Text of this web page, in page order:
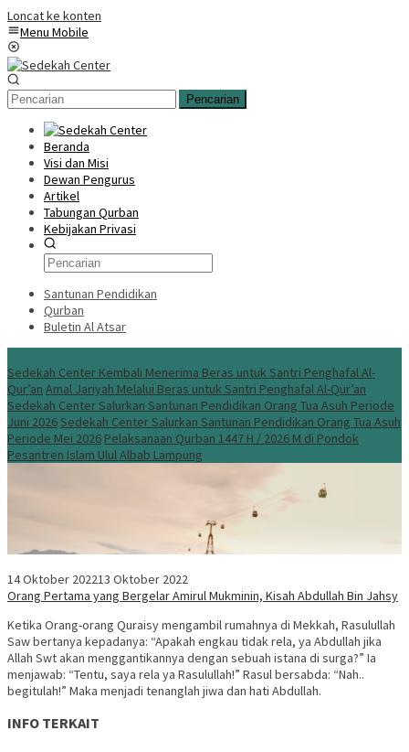
Loncat ke konten
Menu Mobile
Pencarian
Beranda
Visi dan Misi
Dewan Pengurus
Artikel
Tabungan Qurban
Kebijakan Privasi
Santunan Pendidikan
Qurban
Buletin Al Atsar
Sedekah Center Kembali Menerima Beras untuk Santri Penghafal Al-
Qur’an Amal Jariyah Melalui Beras untuk Santri Penghafal Al-Qur’an
Sedekah Center Salurkan Santunan Pendidikan Orang Tua Asuh Periode
Juni 2026Sedekah Center Salurkan Santunan Pendidikan Orang Tua Asuh
Periode Mei 2026 Pelaksanaan Qurban 1447 H / 2026 M di Pondok
Pesantren Islam Ulul Albab Lampung
14 Oktober 202213 Oktober 2022
Orang Pertama yang Bergelar Amirul Mukminin, Kisah Abdullah Bin Jahsy
Ketika Orang-orang Quraisy mengambil rumahnya di Mekkah, Rasulullah
Saw bertanya kepadanya: “Apakah engkau tidak rela, ya Abdullah jika
Allah Swt akan menggantikannya dengan sebuah istana di surga?” Ia
menjawab: “Tentu, saya rela ya Rasulullah!” Rasul bersabda: “Nah..
begitulah!” Maka menjadi tenanglah jiwa dan hati Abdullah.
INFO TERKAIT